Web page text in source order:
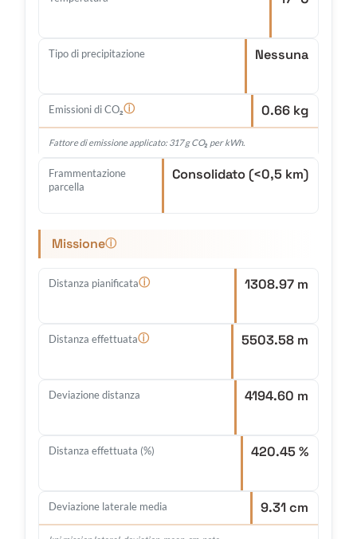
Tipo di precipitazione Nessuna
Emissioni di CO₂ⓘ 0.66 kg
Fattore di emissione applicato: 317 g CO₂ per kWh.
Frammentazione
parcella
Consolidato (<0,5 km)
Missioneⓘ
Distanza pianificataⓘ 1308.97 m
Distanza effettuataⓘ 5503.58 m
Deviazione distanza 4194.60 m
Distanza effettuata (%) 420.45 %
Deviazione laterale media 9.31 cm